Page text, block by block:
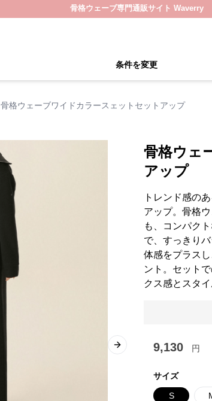
骨格ウェーブ専門通販サイト Waverry
条件を変更
骨格ウェーブワイドカラースェットセットアップ
Next slide
骨格ウェ
アップ
トレンド感の
アップ。骨格
も、コンパク
で、すっきり
体感をプラス
ント。セット
クス感とスタ
9,130 円
サイズ
S